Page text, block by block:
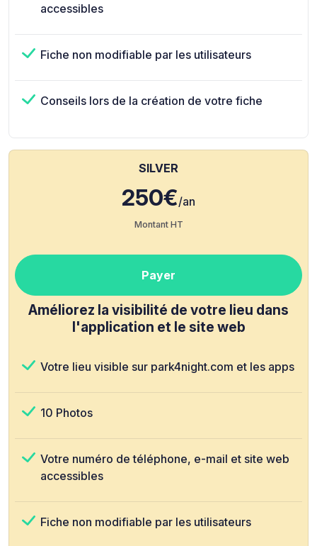
accessibles
Fiche non modifiable par les utilisateurs
Conseils lors de la création de votre fiche
SILVER
250€/an
Montant HT
Payer
Améliorez la visibilité de votre lieu dans
l'application et le site web
Votre lieu visible sur park4night.com et les apps
10 Photos
Votre numéro de téléphone, e-mail et site web
accessibles
Fiche non modifiable par les utilisateurs